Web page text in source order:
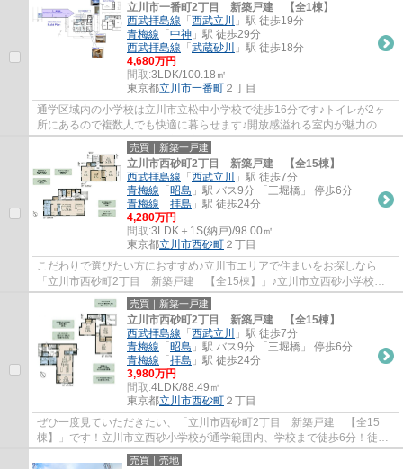
立川市一番町2丁目 新築戸建 【全1棟】
西武拝島線 「 西武立川
」駅 徒歩19分
青梅線 「 中神 」駅 徒歩29分
西武拝島線 「 武蔵砂川
」駅 徒歩18分
4,680万円
間取:3LDK/100.18㎡
東京都立川市一番町 ２丁目
通学区域内の小学校は立川市立松中小学校で徒歩16分です♪トイレが2ヶ
所にあるので複数人でも快適に暮らせます♪開放感溢れる室内が魅力の、
3LDKの物件はこちらです♪立川市の不動産情報...
売買｜新築一戸建
立川市西砂町2丁目 新築戸建 【全15棟】
西武拝島線 「 西武立川
」駅 徒歩7分
青梅線 「 昭島 」駅 バス9分 「三堀橋」 停歩6分
青梅線 「 拝島 」駅 徒歩24分
4,280万円
間取:3LDK＋1S(納戸)/98.00㎡
東京都立川市西砂町 ２丁目
こだわりで選びたい方におすすめ♪立川市エリアで住まいをお探しなら
「立川市西砂町2丁目 新築戸建 【全15棟】」♪立川市立西砂小学校が
徒歩6分のところにあり、お子様の通学も便利で...
売買｜新築一戸建
立川市西砂町2丁目 新築戸建 【全15棟】
西武拝島線 「 西武立川
」駅 徒歩7分
青梅線 「 昭島 」駅 バス9分 「三堀橋」 停歩6分
青梅線 「 拝島 」駅 徒歩24分
3,980万円
間取:4LDK/88.49㎡
東京都立川市西砂町 ２丁目
ぜひ一度見ていただきたい、「立川市西砂町2丁目 新築戸建 【全15
棟】」です！立川市立西砂小学校が通学範囲内、学校まで徒歩6分！徒歩7
分圏内に駅のある物件です！生活の拠点を西武...
売買｜売地